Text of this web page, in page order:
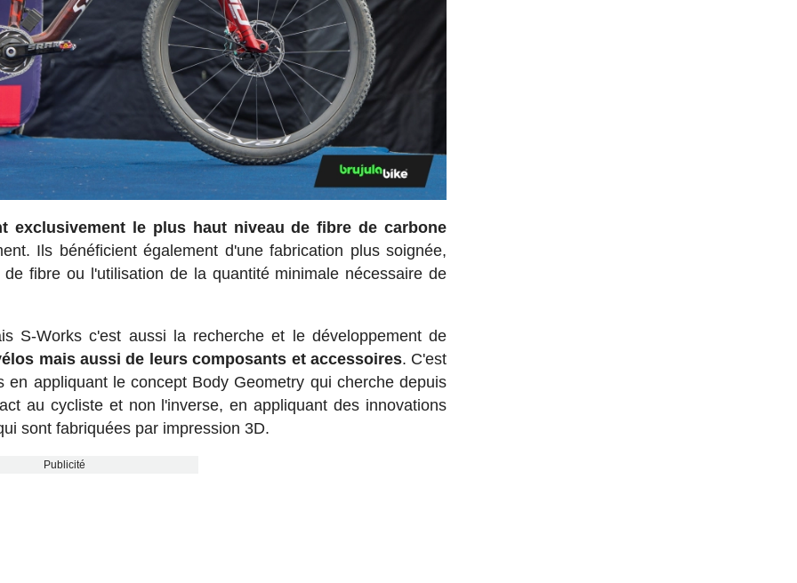
exclusivement le plus haut niveau de fibre de carbone
Ils bénéficient également d'une fabrication plus soignée,
fibre ou l'utilisation de la quantité minimale nécessaire de
S-Works c'est aussi la recherche et le développement de
mais aussi de leurs composants et accessoires. C'est
appliquant le concept Body Geometry qui cherche depuis
au cycliste et non l'inverse, en appliquant des innovations
sont fabriquées par impression 3D.
Publicité